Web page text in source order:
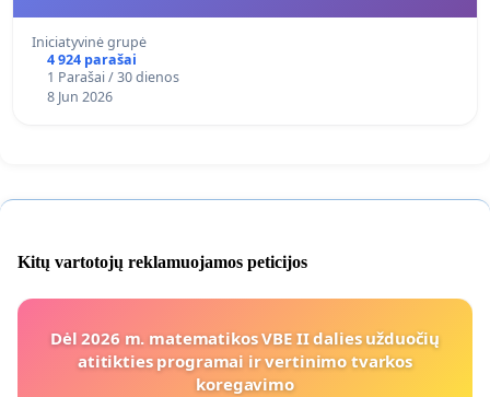
Iniciatyvinė grupė
4 924 parašai
1 Parašai / 30 dienos
8 Jun 2026
Kitų vartotojų reklamuojamos peticijos
Dėl 2026 m. matematikos VBE II dalies užduočių
atitikties programai ir vertinimo tvarkos
koregavimo